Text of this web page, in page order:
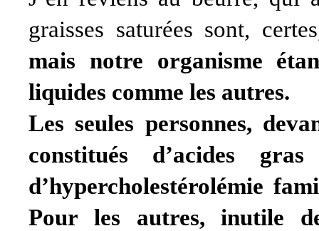
graisses saturées sont,
mais notre organisme
liquides comme les autres.
Les seules personnes,
constitués d’acides
d’hypercholestérolémie
Pour les autres, inutile